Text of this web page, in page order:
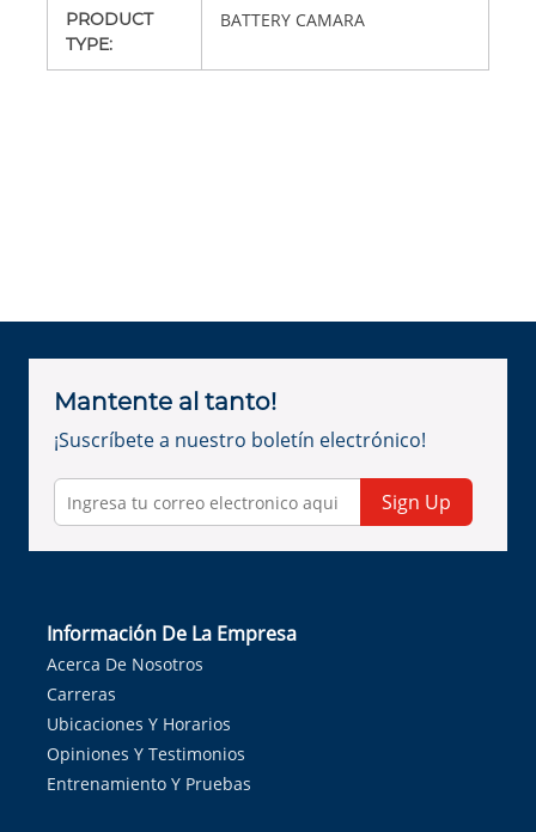
PRODUCT
TYPE:
BATTERY CAMARA
Mantente al tanto!
¡Suscríbete a nuestro boletín electrónico!
Sign Up
Información De La Empresa
Acerca De Nosotros
Carreras
Ubicaciones Y Horarios
Opiniones Y Testimonios
Entrenamiento Y Pruebas